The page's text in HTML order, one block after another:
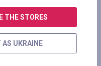
THE STORES
AS UKRAINE